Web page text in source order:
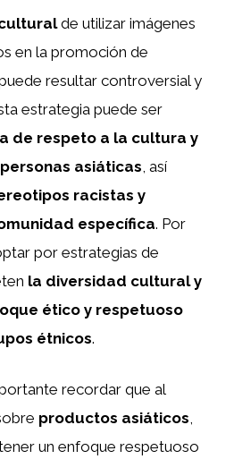
de utilizar imágenes
en la promoción de
resultar controversial y
estrategia puede ser
de respeto a la cultura y
asiáticas , así
racistas y
específica. Por
por estrategias de
la diversidad cultural y
ético y respetuoso
étnicos.
recordar que al
productos asiáticos,
un enfoque respetuoso